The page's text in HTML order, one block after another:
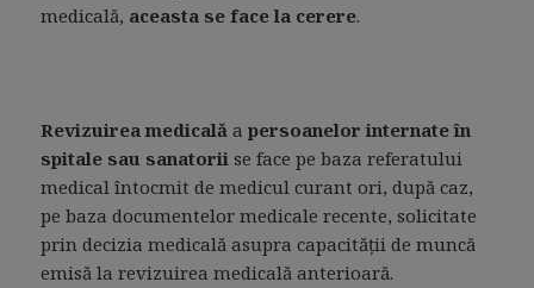
medicală, aceasta se face la cerere.
Revizuirea medicală apersoanelor internate în
spitale sau sanatorii se face pe baza referatului
medical întocmit de medicul curant ori, după caz,
pe baza documentelor medicale recente, solicitate
prin decizia medicală asupra capacităţii de muncă
emisă la revizuirea medicală anterioară.